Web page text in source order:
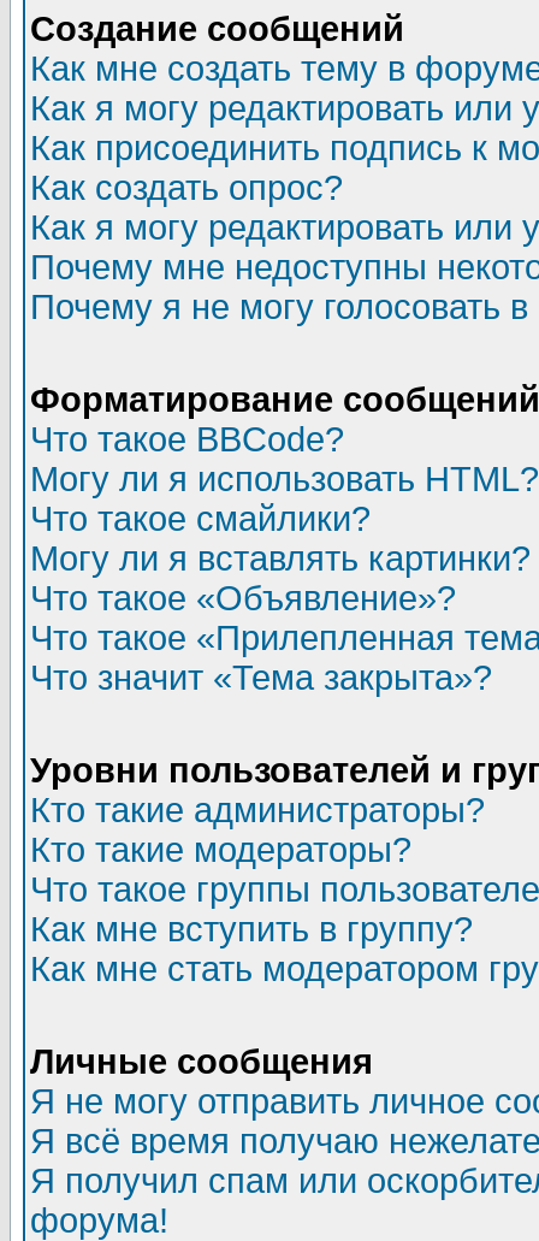
Создание сообщений
Как мне создать тему в
Как я могу редактировать или
Как присоединить подпись к
Как создать опрос?
Как я могу редактировать или
Почему мне недоступны
Почему я не могу голосовать
Форматирование
Что такое BBCode?
Могу ли я использовать HTML?
Что такое смайлики?
Могу ли я вставлять картинки?
Что такое «Объявление»?
Что такое «Прилепленная
Что значит «Тема закрыта»?
Уровни пользователей и
Кто такие администраторы?
Кто такие модераторы?
Что такое группы
Как мне вступить в группу?
Как мне стать модератором
Личные сообщения
Я не могу отправить личное
Я всё время получаю
Я получил спам или
форума!